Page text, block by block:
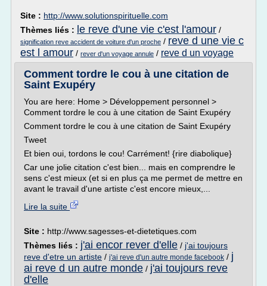
Site : http://www.solutionspirituelle.com
Thèmes liés : le reve d'une vie c'est l'amour /
signification reve accident de voiture d'un proche / reve d une vie c
est l amour / rever d'un voyage annule / reve d un voyage
Comment tordre le cou à une citation de
Saint Exupéry
You are here: Home > Développement personnel >
Comment tordre le cou à une citation de Saint Exupéry
Comment tordre le cou à une citation de Saint Exupéry
Tweet
Et bien oui, tordons le cou! Carrément! {rire diabolique}
Car une jolie citation c'est bien... mais en comprendre le
sens c'est mieux (et si en plus ça me permet de mettre en
avant le travail d'une artiste c'est encore mieux,...
Lire la suite
Site : http://www.sagesses-et-dietetiques.com
Thèmes liés : j'ai encor rever d'elle / j'ai toujours
reve d'etre un artiste / j'ai reve d'un autre monde facebook / j
ai reve d un autre monde / j'ai toujours reve
d'elle